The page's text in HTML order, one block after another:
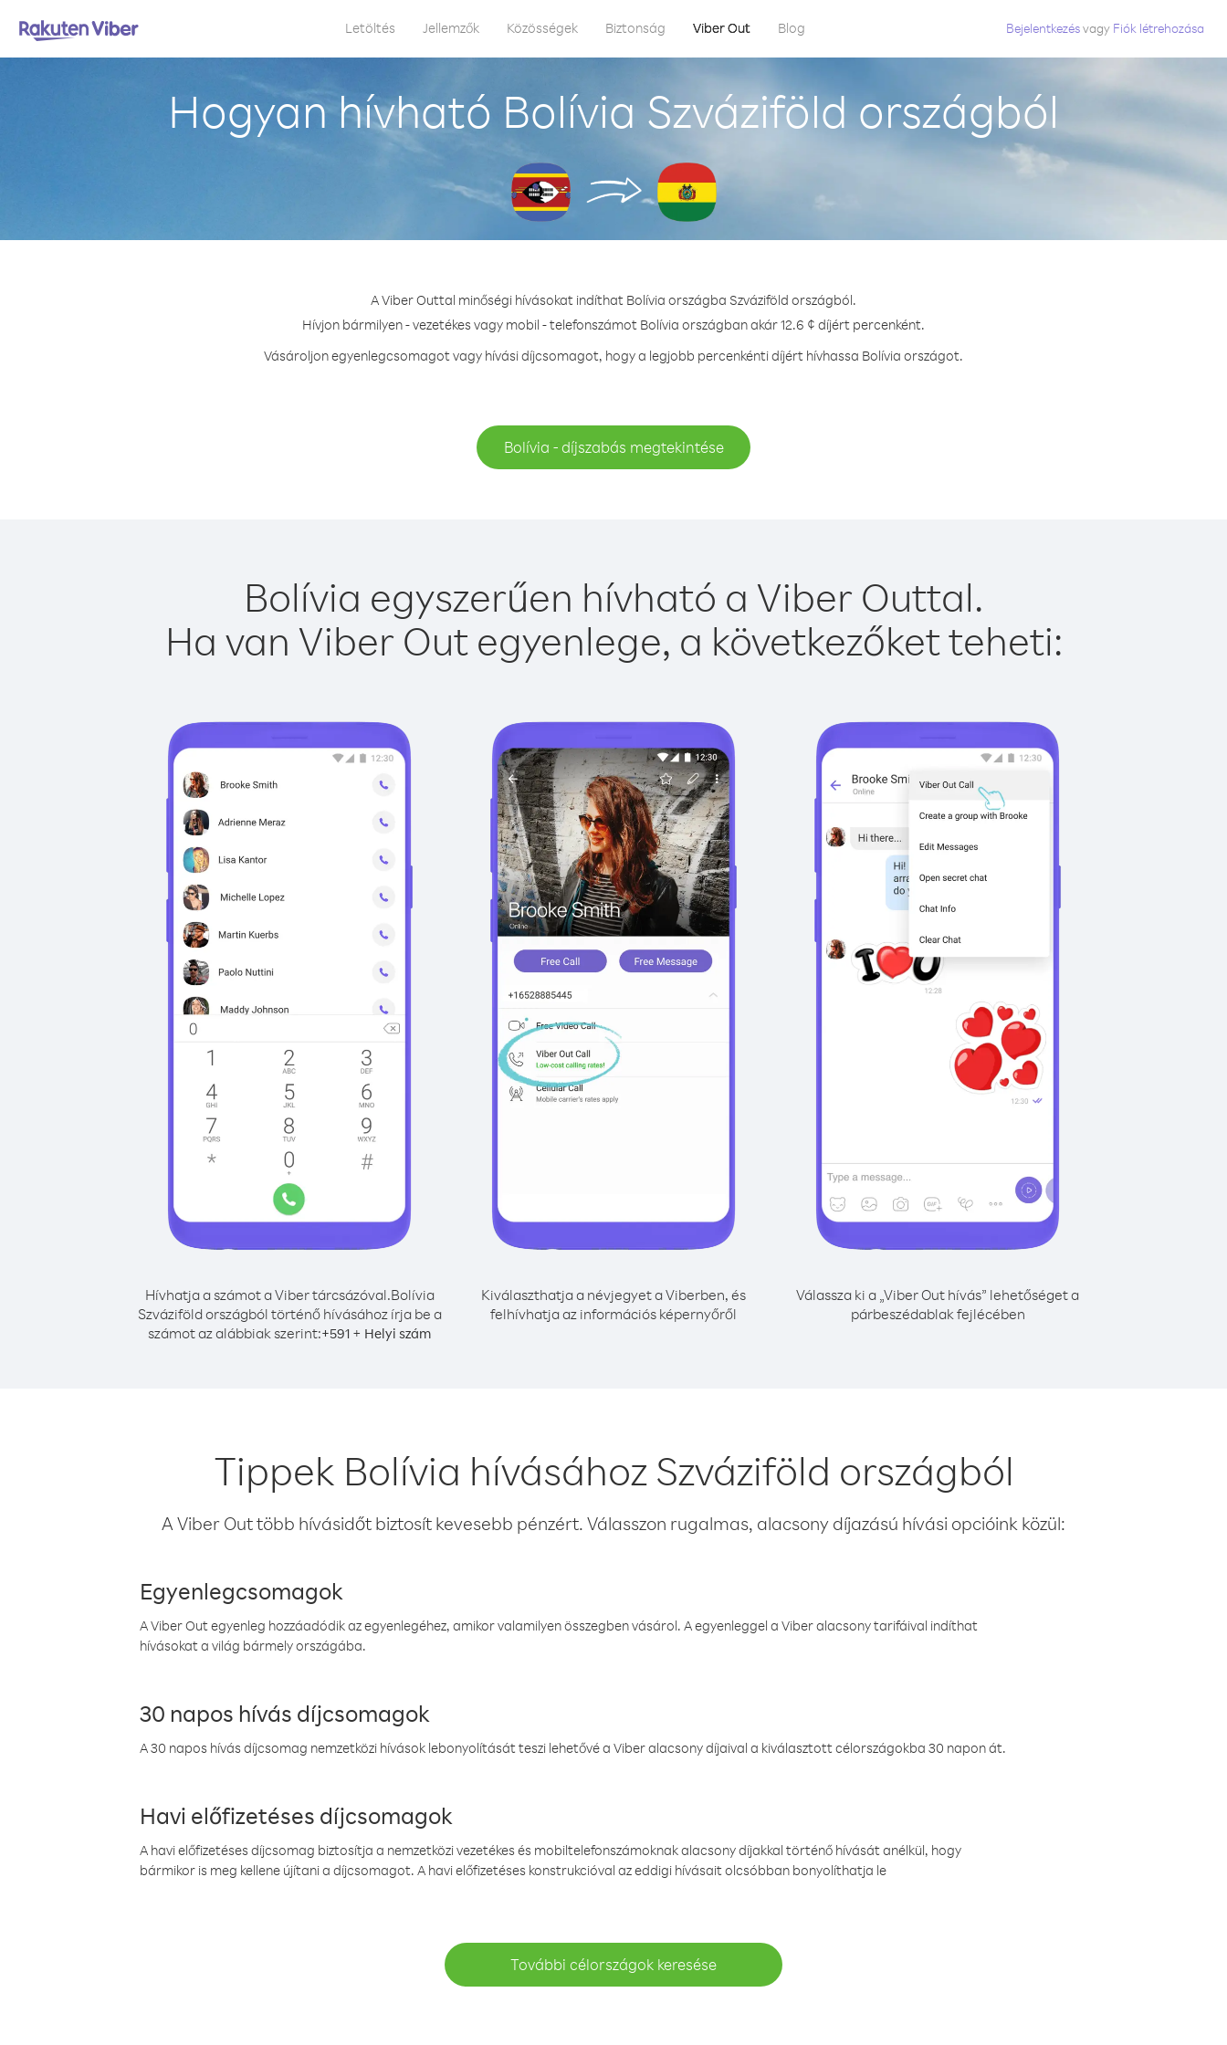
Letöltés Jellemzők Közösségek Biztonság Viber Out Blog Bejelentkezésvagy Fiók létrehozása
Hogyan hívható Bolívia Szváziföld országból
A Viber Outtal minőségi hívásokat indíthat Bolívia országba Szváziföld országból.
Hívjon bármilyen - vezetékes vagy mobil - telefonszámot Bolívia országban akár 12.6 ¢ díjért percenként.
Vásároljon egyenlegcsomagot vagy hívási díjcsomagot, hogy a legjobb percenkénti díjért hívhassa Bolívia országot.
Bolívia - díjszabás megtekintése
Bolívia egyszerűen hívható a Viber Outtal.
Ha van Viber Out egyenlege, a következőket teheti:
Hívhatja a számot a Viber tárcsázóval.Bolívia
Szváziföld országból történő hívásához írja be a
számot az alábbiak szerint:+591 + Helyi szám
Kiválaszthatja a névjegyet a Viberben, és
felhívhatja az információs képernyőről
Válassza ki a „Viber Out hívás” lehetőséget a
párbeszédablak fejlécében
Tippek Bolívia hívásához Szváziföld országból
A Viber Out több hívásidőt biztosít kevesebb pénzért. Válasszon rugalmas, alacsony díjazású hívási opcióink közül:
Egyenlegcsomagok
A Viber Out egyenleg hozzáadódik az egyenlegéhez, amikor valamilyen összegben vásárol. A egyenleggel a Viber alacsony tarifáival indíthat
hívásokat a világ bármely országába.
30 napos hívás díjcsomagok
A 30 napos hívás díjcsomag nemzetközi hívások lebonyolítását teszi lehetővé a Viber alacsony díjaival a kiválasztott célországokba 30 napon át.
Havi előfizetéses díjcsomagok
A havi előfizetéses díjcsomag biztosítja a nemzetközi vezetékes és mobiltelefonszámoknak alacsony díjakkal történő hívását anélkül, hogy
bármikor is meg kellene újítani a díjcsomagot. A havi előfizetéses konstrukcióval az eddigi hívásait olcsóbban bonyolíthatja le
További célországok keresése